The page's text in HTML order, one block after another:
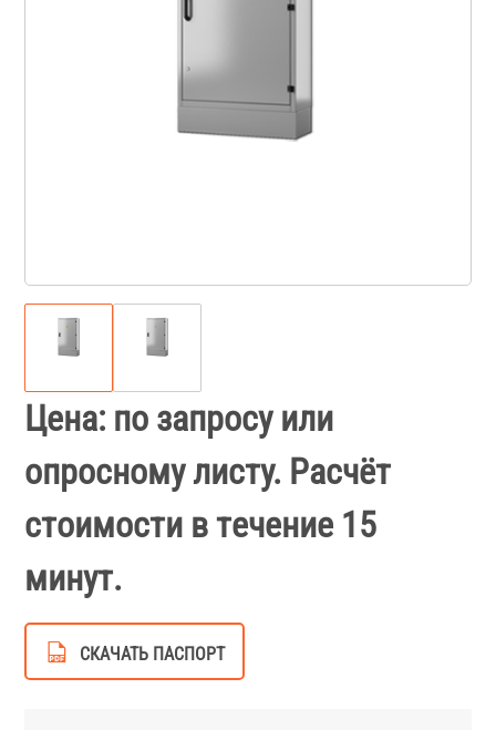
Цена: по запросу или
опросному листу. Расчёт
стоимости в течение 15
минут.
СКАЧАТЬ ПАСПОРТ